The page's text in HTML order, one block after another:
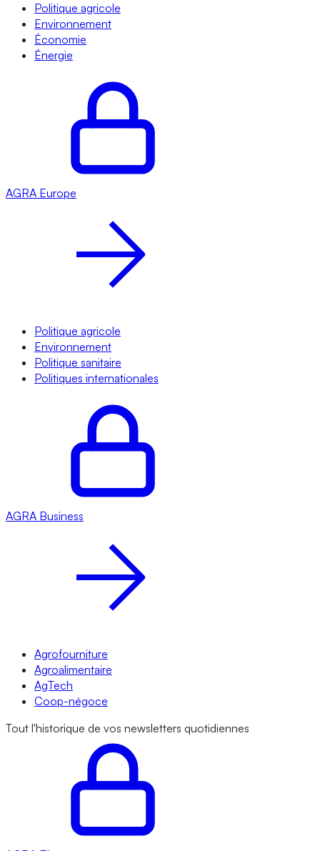
Politique agricole
Environnement
Économie
Énergie
AGRA Europe
Politique agricole
Environnement
Politique sanitaire
Politiques internationales
AGRA Business
Agrofourniture
Agroalimentaire
AgTech
Coop-négoce
Tout l'historique de vos newsletters quotidiennes